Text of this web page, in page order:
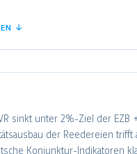
↓
sinkt unter 2%-Ziel der EZB
der Reedereien trifft
Konjunktur-Indikatoren